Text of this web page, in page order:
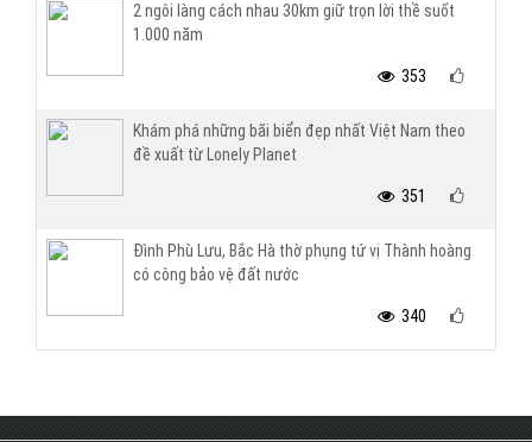
2 ngôi làng cách nhau 30km giữ trọn lời thề suốt
1.000 năm
353
Khám phá những bãi biển đẹp nhất Việt Nam theo
đề xuất từ Lonely Planet
351
Đình Phù Lưu, Bắc Hà thờ phụng tứ vị Thành hoàng
có công bảo vệ đất nước
340